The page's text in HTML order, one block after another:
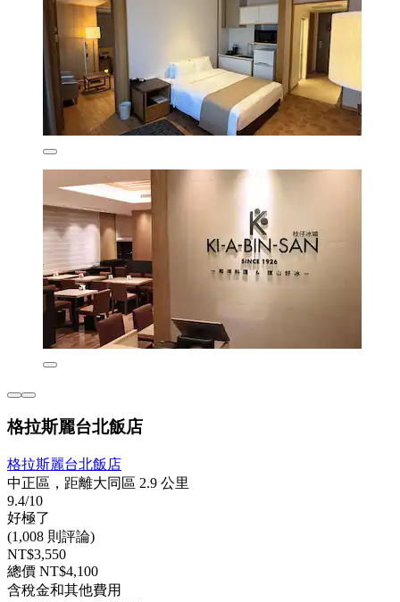
格拉斯麗台北飯店
格拉斯麗台北飯店
中正區，距離大同區 2.9 公里
9.4/10
好極了
(1,008 則評論)
NT$3,550
總價 NT$4,100
含稅金和其他費用